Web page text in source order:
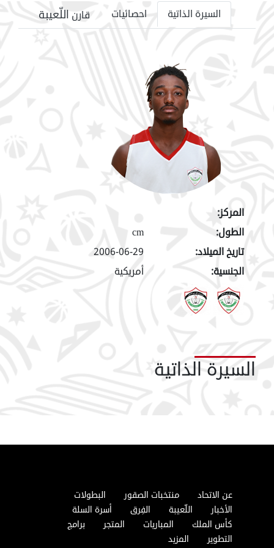
السيرة الذاتية احصائيات قارن اللّعيبة
المركز:
الطول:
cm
تاريخ الميلاد:
2006-06-29
الجنسية:
أمريكية
السيرة الذاتية
عن الاتحاد منتخبات الصقور
البطولات
الأخبار
اللّعيبة الفِرق
أسرة السلة
كأس الملك
المباريات المتجر
برامج
التطوير
المزيد